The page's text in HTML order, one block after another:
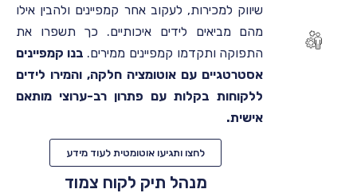
שיווק למכירות, לעקוב אחר קמפיינים ולהבין אילו
מהם מביאים לידים איכותיים. כך תשפרו את
התפוקה ותקדמו קמפיינים ממירים. בנו קמפיינים
אסטרטגיים עם אוטומציה חלקה, והמירו לידים
ללקוחות בקלות עם פתרון רב-ערוצי מותאם
אישית.
לחצו ותגיעו אוטומטית לעוד מידע
מנהל תיק לקוח צמוד